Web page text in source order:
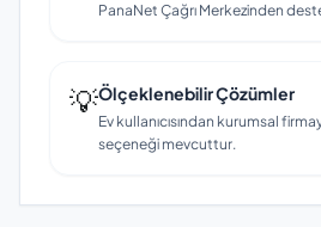
PanaNet Çağrı Merkezinden
💡Ölçeklenebilir Çözümler
Ev kullanıcısından kurumsal
seçeneği mevcuttur.